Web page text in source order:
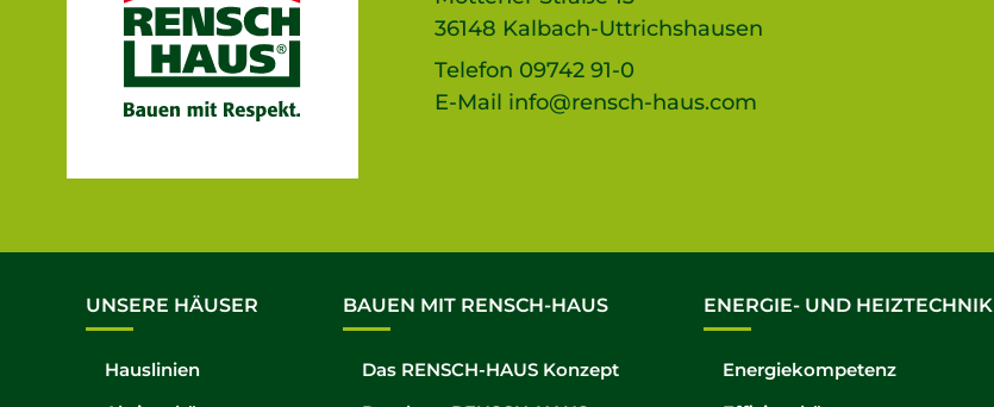
36148 Kalbach-Uttrichshausen
Telefon 09742 91-0
E-Mail info@rensch-haus.com
UNSERE HÄUSER
Hauslinien
BAUEN MIT RENSCH-HAUS
Das RENSCH-HAUS Konzept
ENERGIE- UND HEIZTECHNIK
Energiekompetenz